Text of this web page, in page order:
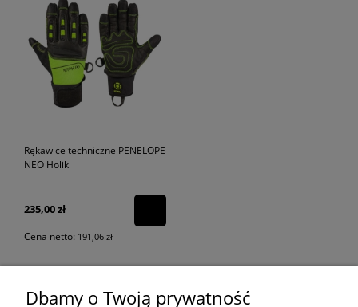
Rękawice techniczne PENELOPE
NEO Holik
235,00 zł
Cena netto: 191,06 zł
Dbamy o Twoją prywatność